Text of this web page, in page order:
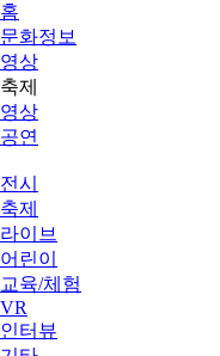
홈
문화정보
영상
축제
영상
공연
전시
축제
라이브
어린이
교육/체험
VR
인터뷰